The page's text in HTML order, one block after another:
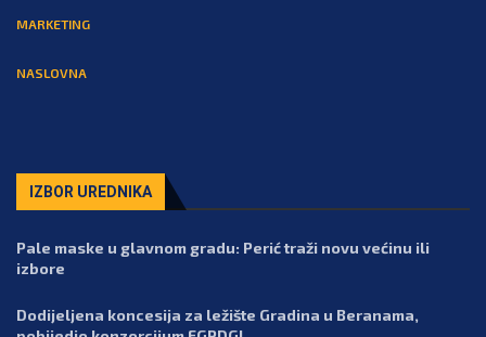
MARKETING
NASLOVNA
IZBOR UREDNIKA
Pale maske u glavnom gradu: Perić traži novu većinu ili
izbore
Dodijeljena koncesija za ležište Gradina u Beranama,